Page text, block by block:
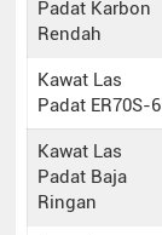
Padat Karbon
Rendah
Kawat Las
Padat ER70S-6
Kawat Las
Padat Baja
Ringan